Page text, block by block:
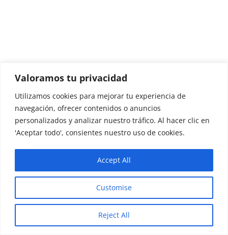
Valoramos tu privacidad
Utilizamos cookies para mejorar tu experiencia de
navegación, ofrecer contenidos o anuncios
personalizados y analizar nuestro tráfico. Al hacer clic en
'Aceptar todo', consientes nuestro uso de cookies.
Customise
Reject All
Accept All